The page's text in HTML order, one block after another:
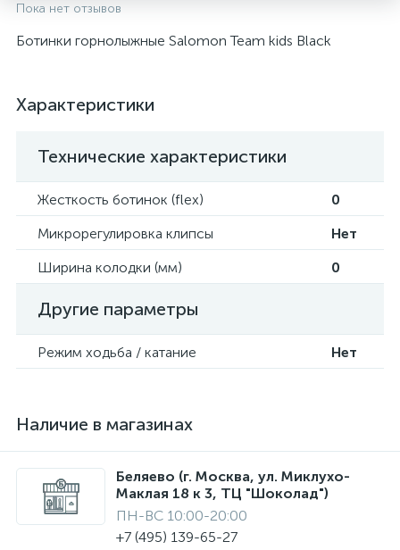
Пока нет отзывов
Ботинки горнолыжные Salomon Team kids Black
Характеристики
Технические характеристики
Жесткость ботинок (flex)
0
Микрорегулировка клипсы
Нет
Ширина колодки (мм)
0
Другие параметры
Режим ходьба / катание Нет
Наличие в магазинах
Беляево (г. Москва, ул. Миклухо-
Маклая 18 к 3, ТЦ "Шоколад")
ПН-ВС 10:00-20:00
+7 (495) 139-65-27